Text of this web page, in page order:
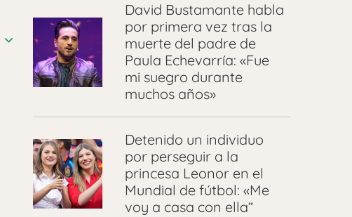
David Bustamante habla
por primera vez tras la
muerte del padre de
Paula Echevarría: «Fue
mi suegro durante
muchos años»
Detenido un individuo
por perseguir a la
princesa Leonor en el
Mundial de fútbol: «Me
voy a casa con ella”